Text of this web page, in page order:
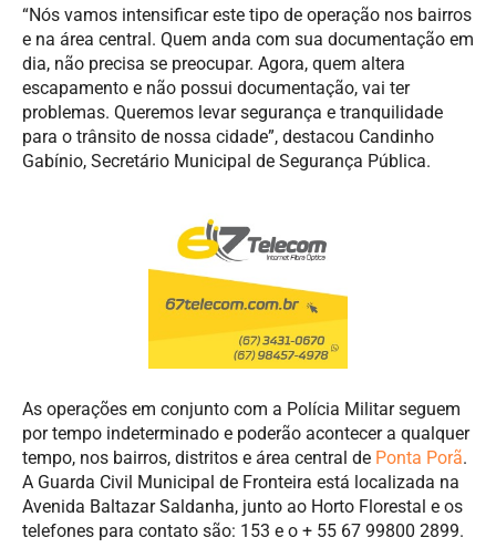
“Nós vamos intensificar este tipo de operação nos bairros
e na área central. Quem anda com sua documentação em
dia, não precisa se preocupar. Agora, quem altera
escapamento e não possui documentação, vai ter
problemas. Queremos levar segurança e tranquilidade
para o trânsito de nossa cidade”, destacou Candinho
Gabínio, Secretário Municipal de Segurança Pública.
As operações em conjunto com a Polícia Militar seguem
por tempo indeterminado e poderão acontecer a qualquer
tempo, nos bairros, distritos e área central de Ponta Porã.
A Guarda Civil Municipal de Fronteira está localizada na
Avenida Baltazar Saldanha, junto ao Horto Florestal e os
telefones para contato são: 153 e o + 55 67 99800 2899.